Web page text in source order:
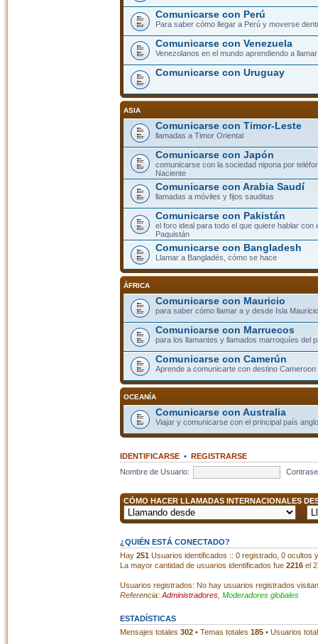
Comunicarse con Perú
Para saber cómo llegar a Perú y moverse
Comunicarse con Venezuela
Venezolanos en el mundo aprendiendo a
Comunicarse con Uruguay
ASIA
Comunicarse con Timor-Leste
llamadas a Timor Oriental
Comunicarse con Japón
comunicarse con la sociedad nipona por
Naciente
Comunicarse con Arabia Saudí
llamadas a móviles y fijos sauditas
Comunicarse con Pakistán
el foro ideal para todo el que quiere hablar con
Paquistán
Comunicarse con Bangladesh
Llamar a Bangladés, cómo se hace
ÁFRICA
Comunicarse con Mauricio
para saber cómo llamar a y desde Isla
Comunicarse con Marruecos
para los llamantes y llamados marroquíes del
Comunicarse con Camerún
Aprende a comunicarte con destino Cameroon
OCEANÍA
Comunicarse con Australia
Viajar y comunicarse con el principal país
IDENTIFICARSE• REGISTRARSE
Nombre de Usuario:
CÓMO HACER LLAMADAS INTERNACIONALES
¿QUIÉN ESTÁ CONECTADO?
Hay 251Usuarios identificados :: 0 registrado, 0 ocultos
La mayor cantidad de usuarios identificados fue 2216el
Usuarios registrados: No hay usuarios registrados
Referencia: Administradores, Moderadores globales
ESTADÍSTICAS
Mensajes totales 302• Temas totales 185• Usuarios